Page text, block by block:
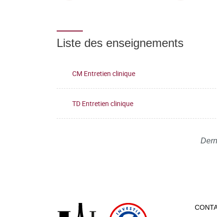
Liste des enseignements
CM Entretien clinique
TD Entretien clinique